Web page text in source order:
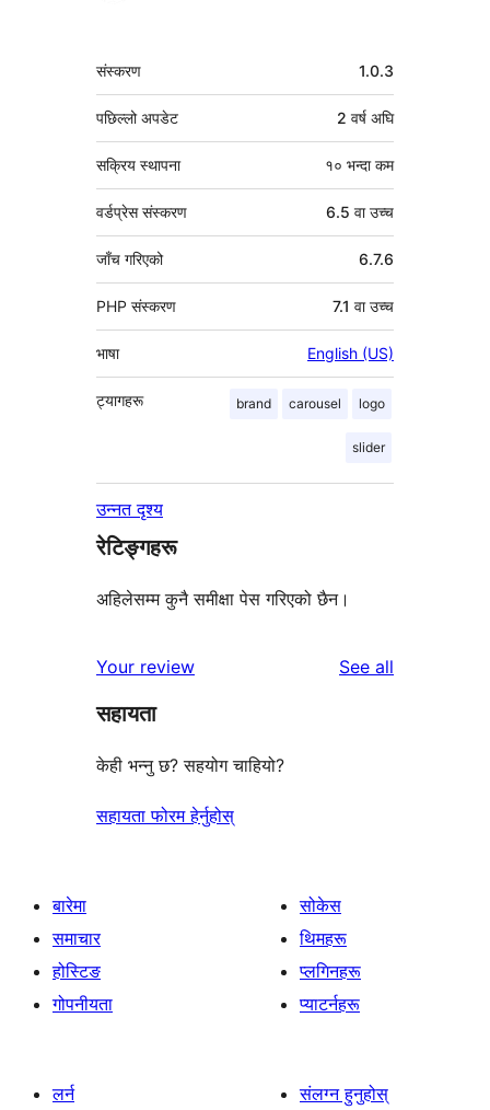
मेटा
संस्करण 1.0.3
पछिल्लो अपडेट 2 वर्ष अघि
सक्रिय स्थापना १० भन्दा कम
वर्डप्रेस संस्करण 6.5 वा उच्च
जाँच गरिएको 6.7.6
PHP संस्करण 7.1 वा उच्च
भाषा English (US)
ट्यागहरू brand carousel logo
slider
उन्नत दृश्य
रेटिङ्गहरू
अहिलेसम्म कुनै समीक्षा पेस गरिएको छैन।
Your review See all
सहायता
केही भन्नु छ? सहयोग चाहियो?
सहायता फोरम हेर्नुहोस्
बारेमा
समाचार
होस्टिङ
गोपनीयता
सोकेस
थिमहरू
प्लगिनहरू
प्याटर्नहरू
लर्न
संलग्न हुनुहोस्